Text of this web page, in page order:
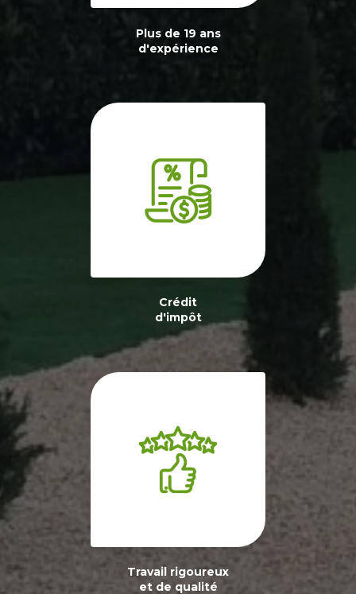
Plus de 19 ans
d'expérience
Crédit
d'impôt
Travail rigoureux
et de qualité